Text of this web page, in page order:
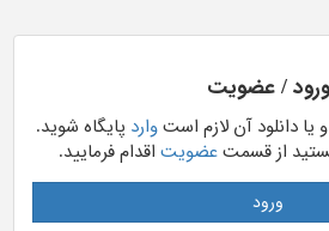
ورود / عضویت
یا دانلود آن لازم استوارد پایگاه شوید.
از قسمت عضویت اقدام فرمایید.
ورود